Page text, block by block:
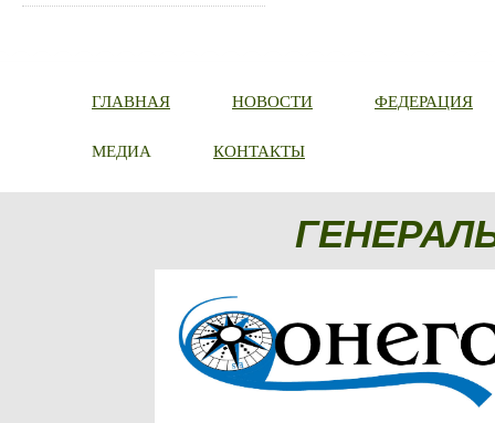
ГЛАВНАЯ НОВОСТИ ФЕДЕРАЦИЯ
МЕДИА КОНТАКТЫ